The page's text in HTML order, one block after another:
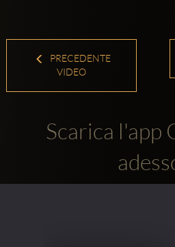
PRECEDENTE
VIDEO
Scarica l'app